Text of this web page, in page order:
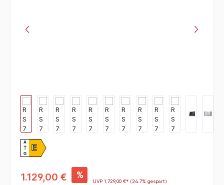
E
A
G
1.129,00 € %
UVP 1.729,00 €* (34.7% gespart)